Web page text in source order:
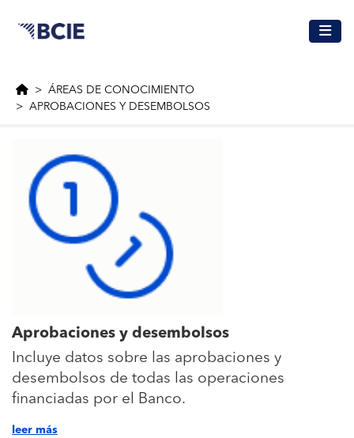
ÁREAS DE CONOCIMIENTO
APROBACIONES Y DESEMBOLSOS
Aprobaciones y desembolsos
Incluye datos sobre las aprobaciones y
desembolsos de todas las operaciones
financiadas por el Banco.
leer más